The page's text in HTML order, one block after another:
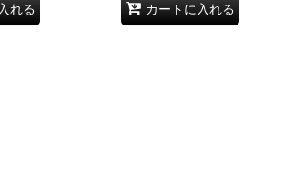
れる カートに入れる